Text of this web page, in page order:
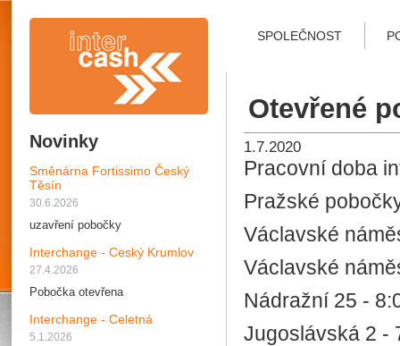
SPOLEČNOST
Novinky
Směnárna Fortissimo Český
Těsín
30.6.2026
uzavření pobočky
Interchange - Ceský Krumlov
27.4.2026
Pobočka otevřena
Interchange - Celetná
5.1.2026
Otevřené
1.7.2020
Pracovní doba
Pražské
Václavské
Václavské
Nádražní 25 -
Jugoslávská 2 -